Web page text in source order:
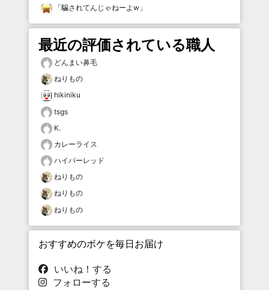
「騙されてんじゃねーよw 」
最近の評価されている職人
どんまい鼻毛
ねりもの
hikiniku
tsgs
K.
カレーライス
ハイパーレッド
ねりもの
ねりもの
ねりもの
おすすめのボケを毎日お届け
いいね！する
フォローする